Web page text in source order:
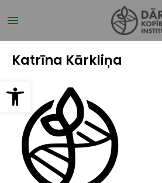
Open toolbar
uz
galveno
Katrīna Kārkliņa